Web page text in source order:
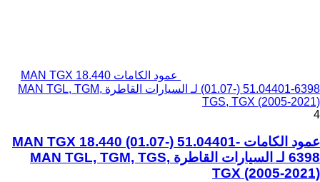
عمود الكامات MAN TGX 18.440
(01.07-) 51.04401-6398 لـ السيارات القاطرة MAN TGL, TGM,
TGS, TGX (2005-2021)
4
عمود الكامات MAN TGX 18.440 (01.07-) 51.04401-
6398 لـ السيارات القاطرة MAN TGL, TGM, TGS,
TGX (2005-2021)